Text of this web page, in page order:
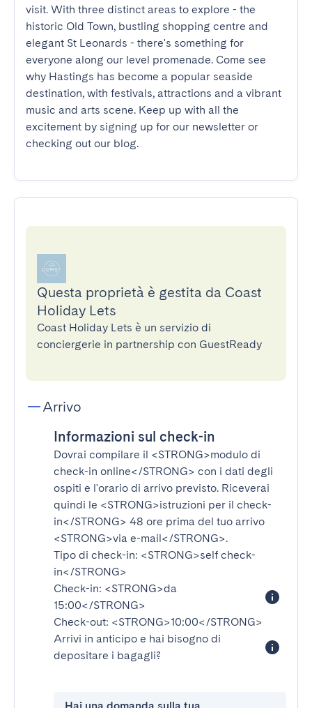
visit. With three distinct areas to explore - the
historic Old Town, bustling shopping centre and
elegant St Leonards - there's something for
everyone along our level promenade. Come see
why Hastings has become a popular seaside
destination, with festivals, attractions and a vibrant
music and arts scene. Keep up with all the
excitement by signing up for our newsletter or
checking out our blog.
Questa proprietà è gestita da Coast
Holiday Lets
Coast Holiday Lets è un servizio di
conciergerie in partnership con GuestReady
Arrivo
Informazioni sul check-in
Dovrai compilare il <STRONG>modulo di
check-in online</STRONG> con i dati degli
ospiti e l'orario di arrivo previsto. Riceverai
quindi le <STRONG>istruzioni per il check-
in</STRONG> 48 ore prima del tuo arrivo
<STRONG>via e-mail</STRONG>.
Tipo di check-in: <STRONG>self check-
in</STRONG>
Check-in: <STRONG>da
15:00</STRONG>
Check-out: <STRONG>10:00</STRONG>
Arrivi in anticipo e hai bisogno di
depositare i bagagli?